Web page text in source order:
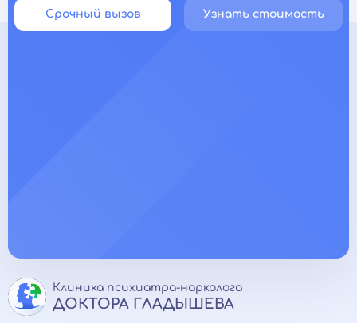
Срочный вызов Узнать стоимость
Клиника психиатра-нарколога
ДОКТОРА ГЛАДЫШЕВА